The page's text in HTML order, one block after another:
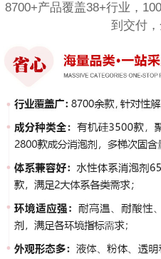
8700+产品覆盖38+行业，
到交付